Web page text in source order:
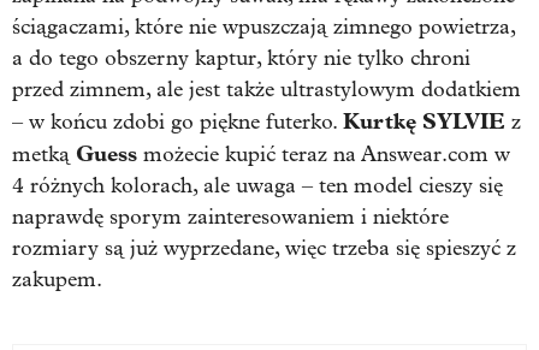
ściągaczami, które nie wpuszczają zimnego powietrza,
a do tego obszerny kaptur, który nie tylko chroni
przed zimnem, ale jest także ultrastylowym dodatkiem
– w końcu zdobi go piękne futerko. Kurtkę SYLVIE z
metką Guess możecie kupić teraz na Answear.com w
4 różnych kolorach, ale uwaga – ten model cieszy się
naprawdę sporym zainteresowaniem i niektóre
rozmiary są już wyprzedane, więc trzeba się spieszyć z
zakupem.